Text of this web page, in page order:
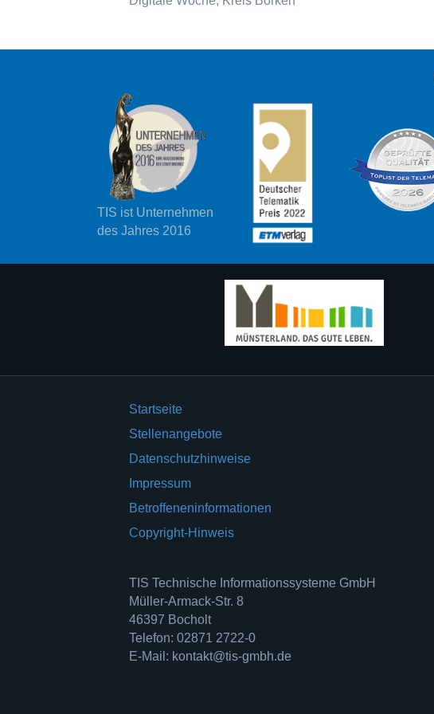
TIS ist Unternehmen
des Jahres 2016
Startseite
Stellenangebote
Datenschutzhinweise
Impressum
Betroffeneninformationen
Copyright-Hinweis
TIS Technische Informationssysteme GmbH
Müller-Armack-Str. 8
46397 Bocholt
Telefon: 02871 2722-0
E-Mail: kontakt@tis-gmbh.de